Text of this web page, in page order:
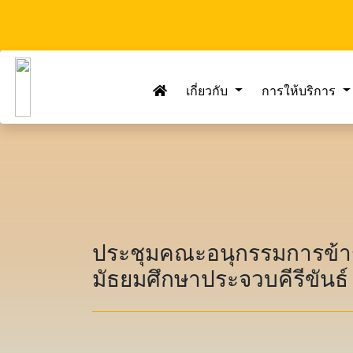
เกี่ยวกับ การให้บริการ
ประชุมคณะอนุกรรมการข้
มัธยมศึกษาประจวบคีรีขัน